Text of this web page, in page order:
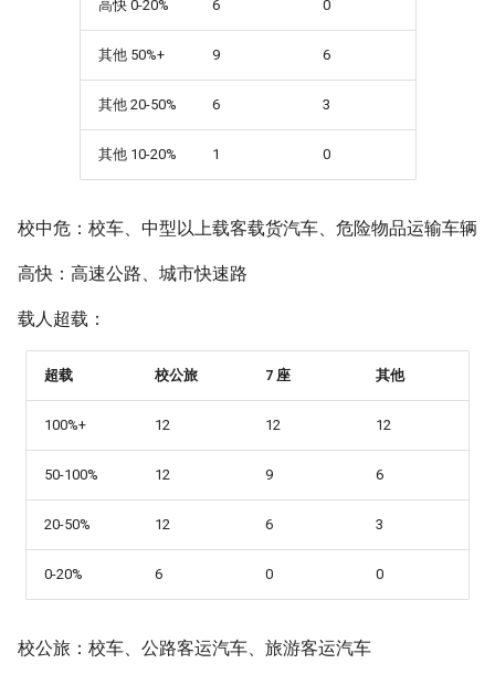
蒜蓉炒空心菜
蒜蓉粉丝蒸大虾
香椿煎蛋
香菇炒青菜
西红柿炒鸡蛋
Paillier 同态加密算法
Pohlig-Hellman 算法
条件分支预测器
CPU 微架构分析
CXL (Compute Express Link)
数据预取器
显示接口
Graphics Processing Unit)
高速串行通信
华为芯片
I2C (Inter-Integrated Circuit)
Logic level standards
Control Flow Integrity 控制流
计算机图形学
AI Coding Plan
CUDA 相关
Dijkstra 算法
DNS over HTTPS (DoH) 协议
分析
Garbage Collection 垃圾回收
GCC 内部实现
glibc FILE 结构体
高快 0-20% 6 0
其他 50%+ 9 6
其他 20-50% 6 3
其他 10-20% 1 0
校中危：校车、中型以上载客载货汽车、危险物品运输车辆
高快：高速公路、城市快速路
载人超载：
超载 校公旅 7 座 其他
100%+ 12 12 12
50-100% 12 9 6
20-50% 12 6 3
0-20% 6 0 0
校公旅：校车、公路客运汽车、旅游客运汽车